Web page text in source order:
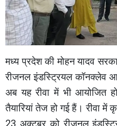
मध्य प्रदेश की मोहन यादव
रीजनल इंडस्ट्रियल कॉनक्लेव
अब यह रीवा में भी आयोजित
तैयारियां तेज हो गई हैं। रीवा में
23 अक्टूबर को रीजनल